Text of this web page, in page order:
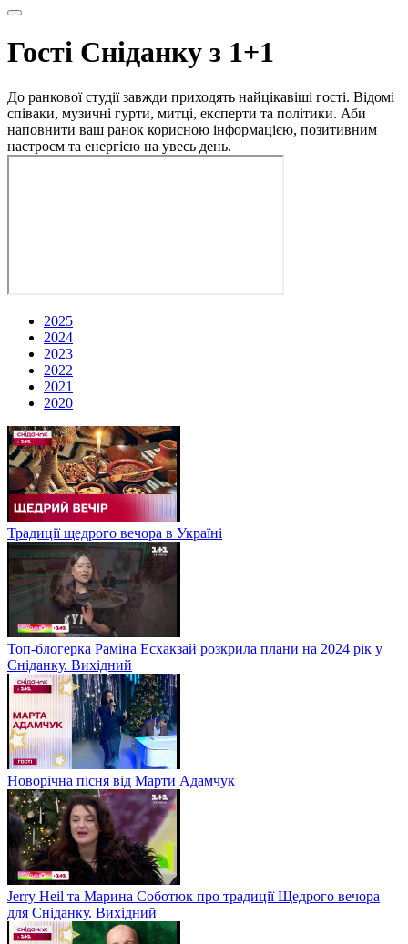
Гості Сніданку з 1+1
До ранкової студії завжди приходять найцікавіші гості. Відомі
співаки, музичні гурти, митці, експерти та політики. Аби
наповнити ваш ранок корисною інформацією, позитивним
настроєм та енергією на увесь день.
2025
2024
2023
2022
2021
2020
Традиції щедрого вечора в Україні
Топ-блогерка Раміна Есхакзай розкрила плани на 2024 рік у
Сніданку. Вихідний
Новорічна пісня від Марти Адамчук
Jerry Heil та Марина Соботюк про традиції Щедрого вечора
для Сніданку. Вихідний